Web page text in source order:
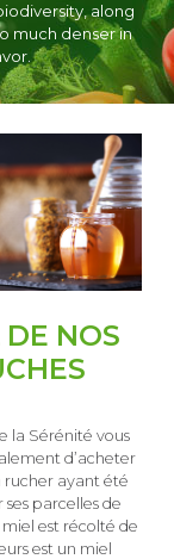
along
much denser in
DE NOS
la Sérénité vous
d’acheter
rucher ayant été
ses parcelles de
miel est récolté de
est un miel